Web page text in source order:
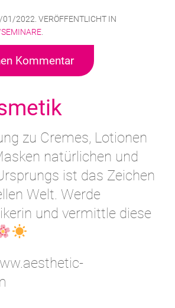
01/2022 . VERÖFFENTLICHT IN
Kommentar
zu Cremes, Lotionen
natürlichen und
ist das Zeichen
Welt. Werde
und vermittle diese